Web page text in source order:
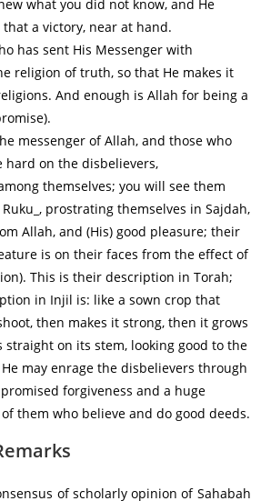
what you did not know, and He
a victory, near at hand.
has sent His Messenger with
religion of truth, so that He makes it
And enough is Allah for being a
messenger of Allah, and those who
hard on the disbelievers,
themselves; you will see them
prostrating themselves in Sajdah,
Allah, and (His) good pleasure; their
is on their faces from the effect of
This is their description in Torah;
in Injil is: like a sown crop that
then makes it strong, then it grows
straight on its stem, looking good to the
may enrage the disbelievers through
forgiveness and a huge
them who believe and do good deeds.
of scholarly opinion of Sahabah